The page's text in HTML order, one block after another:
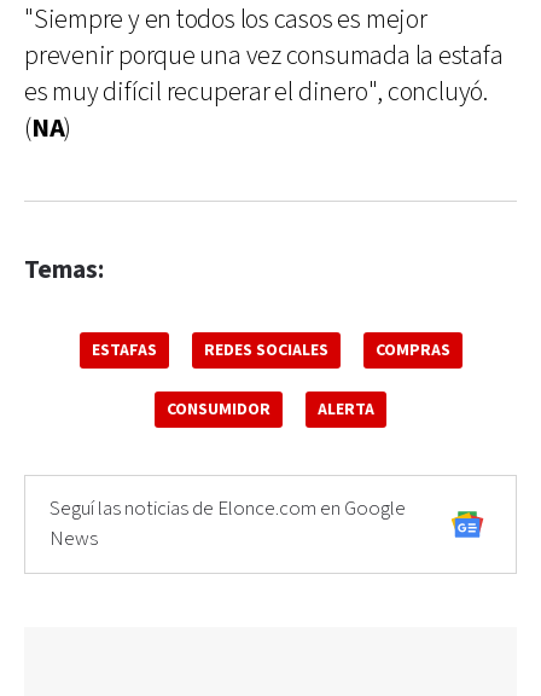
"Siempre y en todos los casos es mejor
prevenir porque una vez consumada la estafa
es muy difícil recuperar el dinero", concluyó.
(NA)
Temas:
ESTAFAS REDES SOCIALES COMPRAS
CONSUMIDOR ALERTA
Seguí las noticias de Elonce.com en Google
News